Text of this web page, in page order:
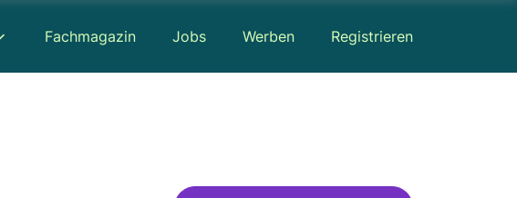
Fachmagazin Jobs Werben Registrieren